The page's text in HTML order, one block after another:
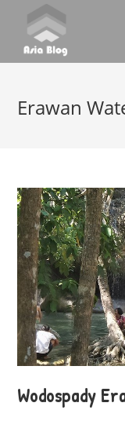
Erawan
Wodospady